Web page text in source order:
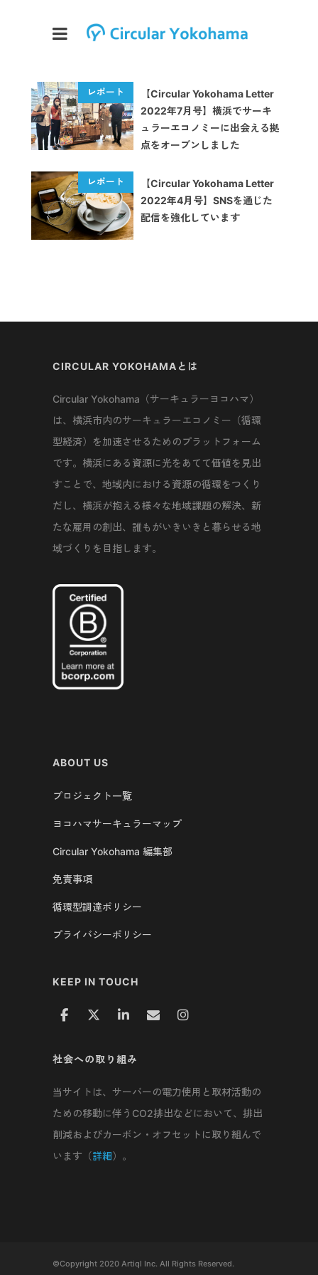
【Circular Yokohama Letter
2022年7月号】横浜でサーキ
ュラーエコノミーに出会える拠
点をオープンしました
【Circular Yokohama Letter
2022年4月号】SNSを通じた
配信を強化しています
CIRCULAR YOKOHAMAとは
Circular Yokohama（サーキュラーヨコハマ）
は、横浜市内のサーキュラーエコノミー（循環
型経済）を加速させるためのプラットフォーム
です。横浜にある資源に光をあてて価値を見出
すことで、地域内における資源の循環をつくり
だし、横浜が抱える様々な地域課題の解決、新
たな雇用の創出、誰もがいきいきと暮らせる地
域づくりを目指します。
ABOUT US
プロジェクト一覧
ヨコハマサーキュラーマップ
Circular Yokohama 編集部
免責事項
循環型調達ポリシー
プライバシーポリシー
KEEP IN TOUCH
社会への取り組み
当サイトは、サーバーの電力使用と取材活動の
ための移動に伴うCO2排出などにおいて、排出
削減およびカーボン・オフセットに取り組んで
います（詳細）。
©Copyright 2020 Artiql Inc. All Rights Reserved.